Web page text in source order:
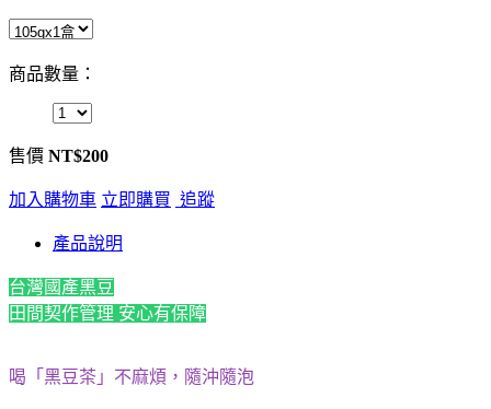
商品數量：
售價 NT$200
加入購物車 立即購買 追蹤
產品說明
台灣國產黑豆
田間契作管理 安心有保障
喝「黑豆茶」不麻煩，隨沖隨泡